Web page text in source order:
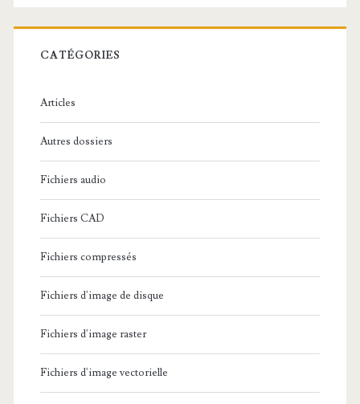
r
c
:
CATÉGORIES
Articles
Autres dossiers
Fichiers audio
Fichiers CAD
Fichiers compressés
Fichiers d'image de disque
Fichiers d'image raster
Fichiers d'image vectorielle